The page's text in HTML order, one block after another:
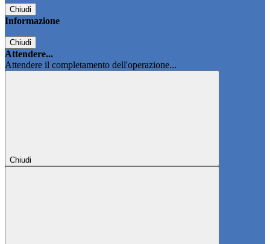
Chiudi
Informazione
Chiudi
Attendere...
Attendere il completamento dell'operazione...
Chiudi